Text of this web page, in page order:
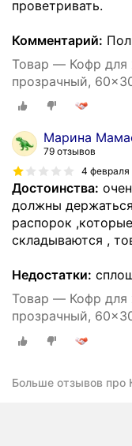
проветривать.
Комментарий:
Товар — Кофр для
прозрачный,
Марина
79 отзывов
4 февраля
Достоинства:
должны
распорок
складываются ,
Недостатки:
Товар — Кофр для
прозрачный,
Больше отзывов про